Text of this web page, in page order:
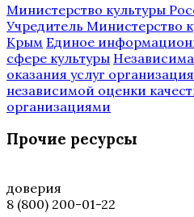
Министерство культуры
Учредитель Министерство
Крым Единое
сфере культуры
оказания услуг
независимой оценки
организациями
Прочие ресурсы
доверия
8 (800) 200-01-22